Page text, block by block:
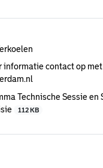
informatie contact op
Technische Sessie
112 KB